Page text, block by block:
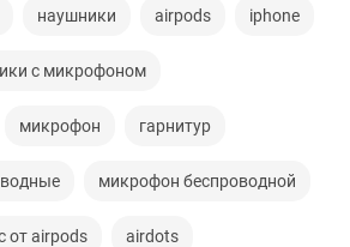
наушники airpods iphone
с микрофоном
микрофон гарнитур
микрофон беспроводной
от airpods airdots